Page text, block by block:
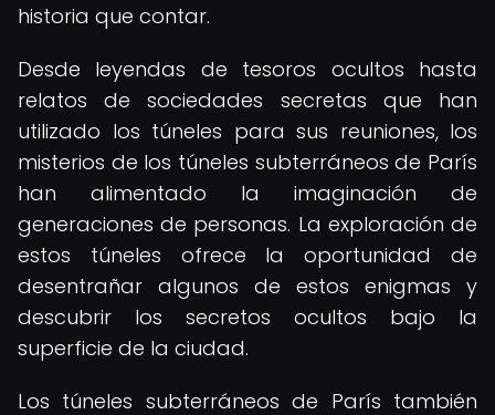
historia que contar.
Desde leyendas de tesoros ocultos hasta
relatos de sociedades secretas que han
utilizado los túneles para sus reuniones, los
misterios de los túneles subterráneos de París
han alimentado la imaginación de
generaciones de personas. La exploración de
estos túneles ofrece la oportunidad de
desentrañar algunos de estos enigmas y
descubrir los secretos ocultos bajo la
superficie de la ciudad.
Los túneles subterráneos de París también